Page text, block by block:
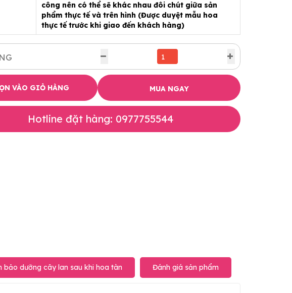
công nên có thể sẽ khác nhau đôi chút giữa sản
phẩm thực tế và trên hình (Được duyệt mẫu hoa
thực tế trước khi giao đến khách hàng)
VÀO GIỎ HÀNG MUA NGAY
Hotline đặt hàng: 0977755544
bảo dưỡng cây lan sau khi hoa tàn Đánh giá sản phẩm